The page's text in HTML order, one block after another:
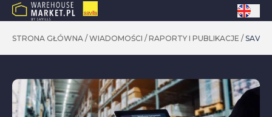
STRONA GŁÓWNA / WIADOMOŚCI / RAPORTY I PUBLIKACJE /